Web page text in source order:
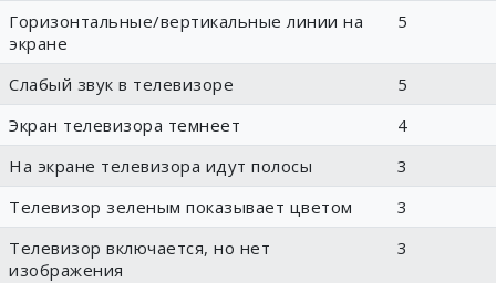
Горизонтальные/вертикальные линии на
экране
5
Слабый звук в телевизоре
5
Экран телевизора темнеет
4
На экране телевизора идут полосы
3
Телевизор зеленым показывает цветом
3
Телевизор включается, но нет
изображения
3